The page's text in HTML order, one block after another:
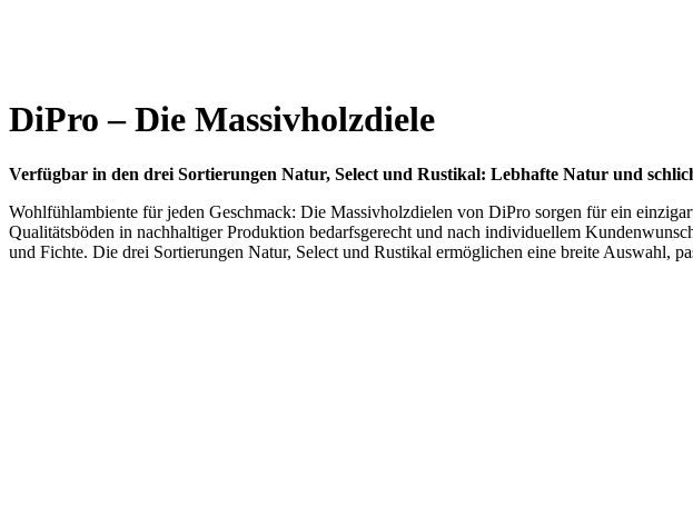
DiPro – Die Massivholzdiele
Verfügbar in den drei Sortierungen Natur, Select und Rustikal: Lebhafte Natur und
Wohlfühlambiente für jeden Geschmack: Die Massivholzdielen von DiPro sorgen für ein
Qualitätsböden in nachhaltiger Produktion bedarfsgerecht und nach individuellem
und Fichte. Die drei Sortierungen Natur, Select und Rustikal ermöglichen eine breite Auswahl,